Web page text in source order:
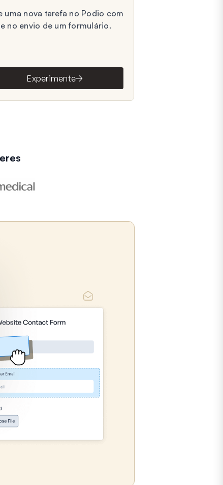
uma nova tarefa no Podio com
no envio de um formulário.
Experimente